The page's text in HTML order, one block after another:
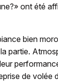
ont été
bien
partie.
de volée